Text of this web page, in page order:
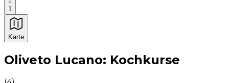
1
Karte
Unvergessliche kulinarische Erlebnisse:
Oliveto Lucano: Kochkurse